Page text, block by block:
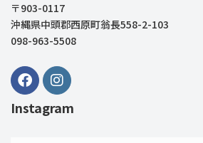
〒903-0117
沖縄県中頭郡西原町翁長558-2-103
098-963-5508
Instagram